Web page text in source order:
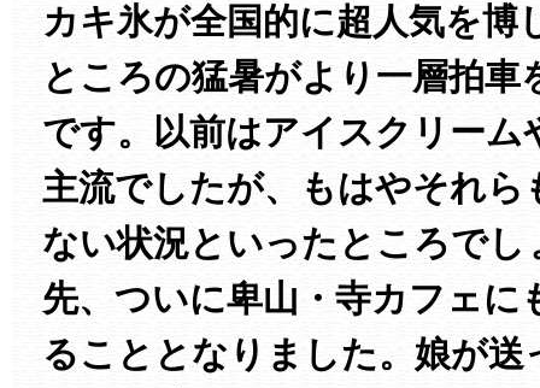
カキ氷が全国的に超人気を博
ところの猛暑がより一層拍車
です。以前はアイスクリーム
主流でしたが、もはやそれら
ない状況といったところでし
先、ついに卑山・寺カフェに
ることとなりました。娘が送